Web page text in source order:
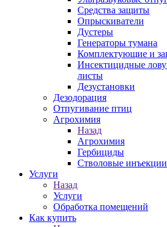
Средства защиты
Опрыскиватели
Дустеры
Генераторы тумана
Комплектующие и
Инсектицидные
листы
Дезустановки
Дезодорация
Отпугивание птиц
Агрохимия
Назад
Агрохимия
Гербициды
Стволовые инъекции
Услуги
Назад
Услуги
Обработка помещений
Как купить